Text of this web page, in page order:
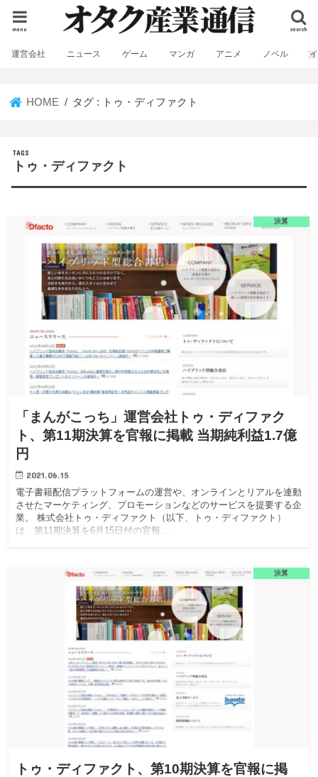
search
menu
運営会社 ニュース ゲーム マンガ アニメ ノベル
HOME タグ : トゥ・ディファクト
トゥ・ディファクト
決算
「まんがこっち」運営会社トゥ・ディファク
ト、第11期決算を官報に掲載 当期純利益1.7億
円
2021.06.15
電子書籍配信プラットフォームの運営や、オンラインとリアルを連動
させたマーケティング、プロモーションなどのサービスを提要する企
業。 株式会社トゥ・ディファクト（以下、トゥ・ディファクト）
は、第11期決算を6月15日付の官報…
決算
トゥ・ディファクト、第10期決算を官報に掲